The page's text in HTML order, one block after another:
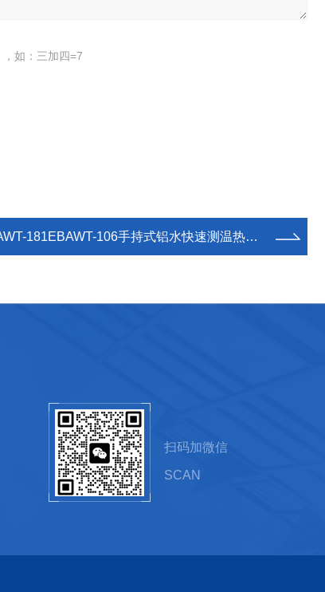
如：三加四=7
181EBAWT-106手持式铝水快速测温热电偶
扫码加微信
SCAN